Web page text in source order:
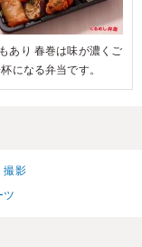
あり 春巻は味が濃くご
になる弁当です。
撮影
ツ